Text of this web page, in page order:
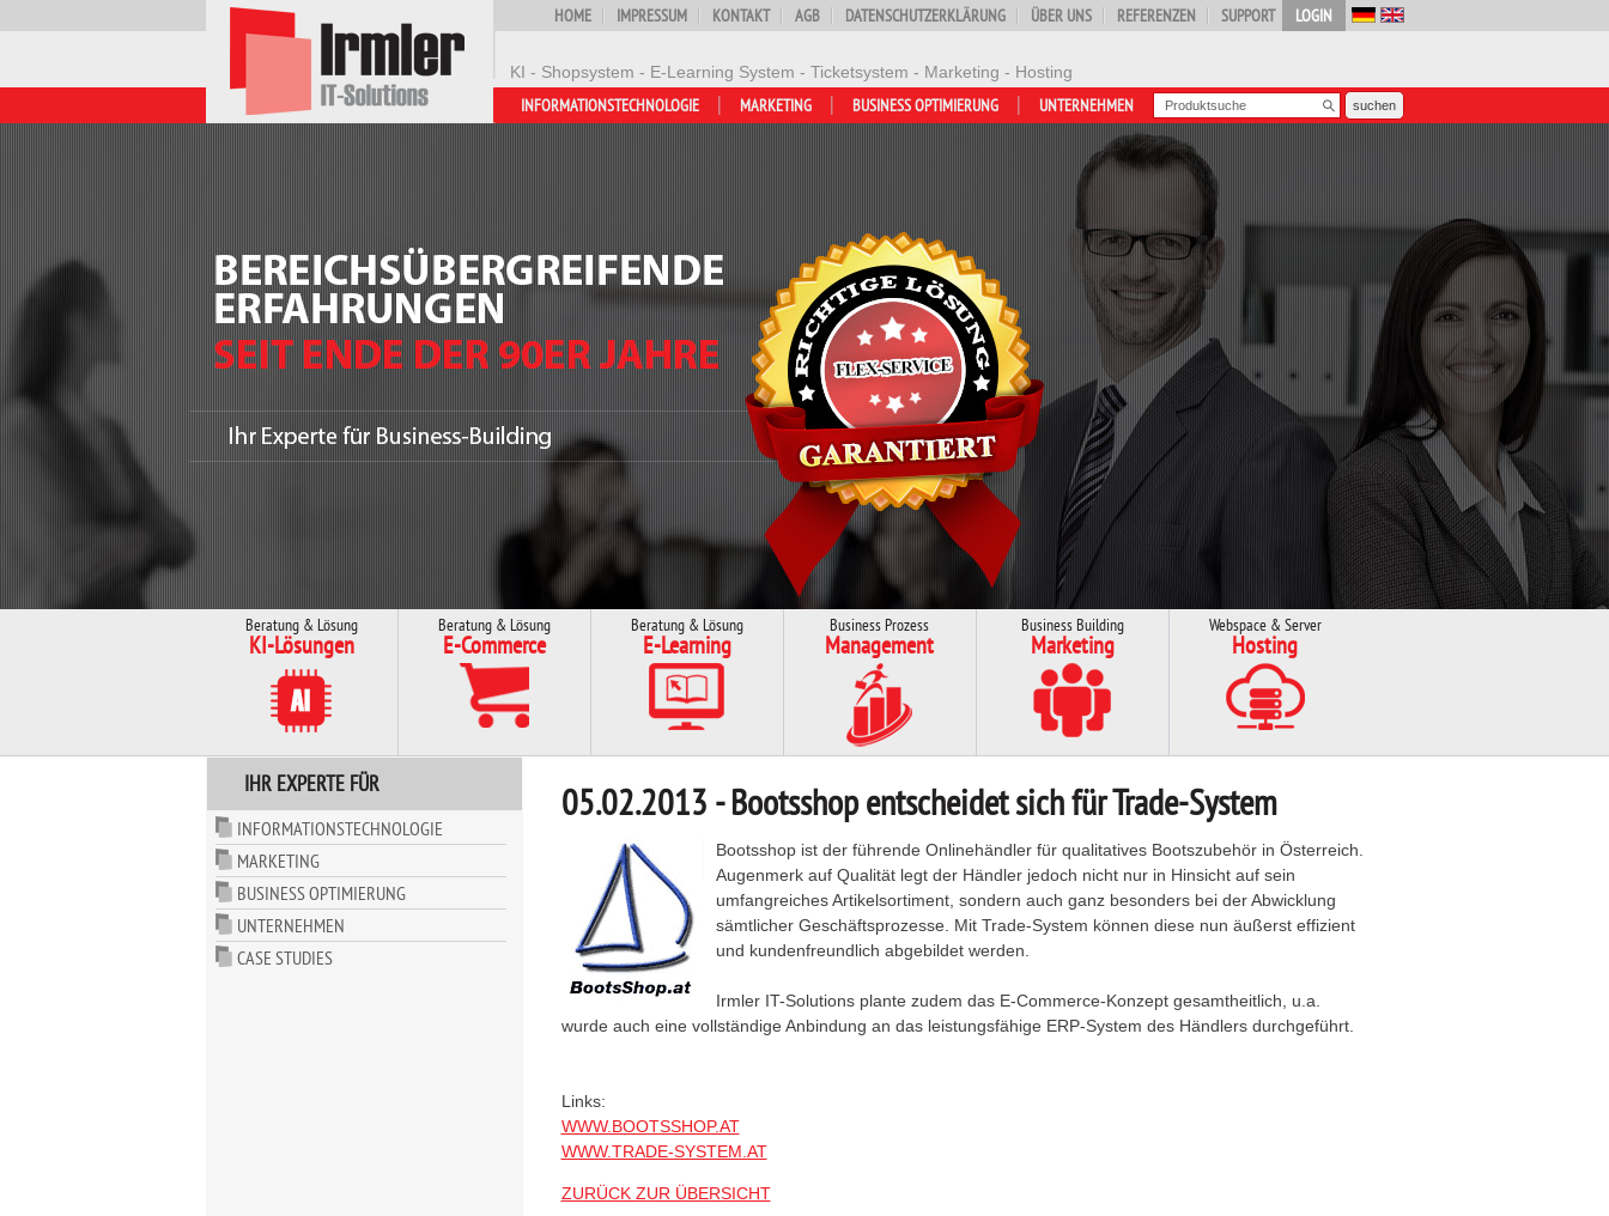
KI - Shopsystem - E-Learning System - Ticketsystem - Marketing - Hosting
LOGIN
HOME IMPRESSUM KONTAKT AGB DATENSCHUTZERKLÄRUNG ÜBER UNS REFERENZEN SUPPORT
UNTERNEHMEN
BUSINESS OPTIMIERUNG
MARKETING
INFORMATIONSTECHNOLOGIE
Beratung & Lösung
KI-Lösungen
Beratung & Lösung
E-Commerce
Beratung & Lösung
E-Learning
Business Prozess
Management
Business Building
Marketing
Webspace & Server
Hosting
IHR EXPERTE FÜR
INFORMATIONSTECHNOLOGIE
MARKETING
BUSINESS OPTIMIERUNG
UNTERNEHMEN
CASE STUDIES
05.02.2013 - Bootsshop entscheidet sich für Trade-System
Bootsshop ist der führende Onlinehändler für qualitatives Bootszubehör in Österreich.
Augenmerk auf Qualität legt der Händler jedoch nicht nur in Hinsicht auf sein
umfangreiches Artikelsortiment, sondern auch ganz besonders bei der Abwicklung
sämtlicher Geschäftsprozesse. Mit Trade-System können diese nun äußerst effizient
und kundenfreundlich abgebildet werden.
Irmler IT-Solutions plante zudem das E-Commerce-Konzept gesamtheitlich, u.a.
wurde auch eine vollständige Anbindung an das leistungsfähige ERP-System des Händlers durchgeführt.
Links:
WWW.BOOTSSHOP.AT
WWW.TRADE-SYSTEM.AT
ZURÜCK ZUR ÜBERSICHT